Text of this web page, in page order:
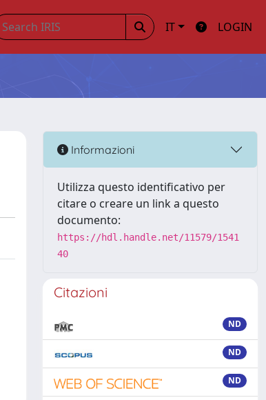
IT LOGIN
Informazioni
Utilizza questo identificativo per
citare o creare un link a questo
documento:
https://hdl.handle.net/11579/1541
40
Citazioni
ND
ND
ND